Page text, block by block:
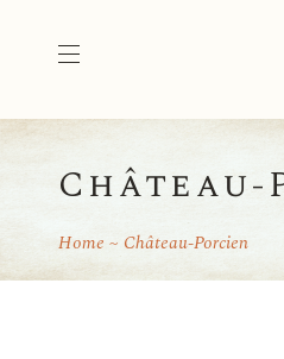
Home Château-Porcien